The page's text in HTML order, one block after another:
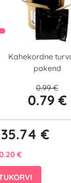
Kahekordne
pakend
0.99 €
0.79 €
35.74 €
€